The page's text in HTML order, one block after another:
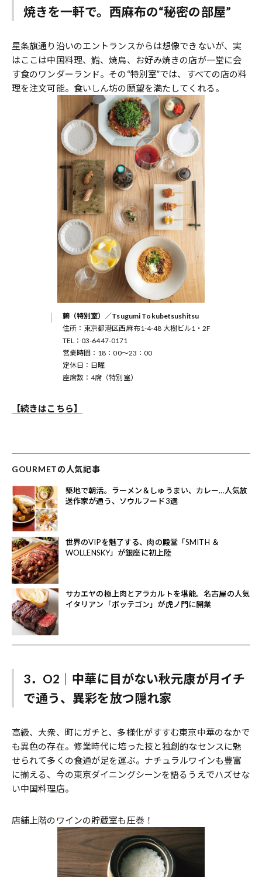
焼きを一軒で。西麻布の“秘密の部屋”
星条旗通り沿いのエントランスからは想像できないが、実
はここは中国料理、鮨、焼鳥、お好み焼きの店が一堂に会
す食のワンダーランド。その“特別室”では、すべての店の料
理を注文可能。食いしん坊の願望を満たしてくれる。
鶫（特別室）／Tsugumi Tokubetsushitsu
住所：東京都港区西麻布1-4-48 大樹ビル1・2F
TEL：03-6447-0171
営業時間：18：00～23：00
定休日：日曜
座席数：4席（特別室）
【続きはこちら】
GOURMETの人気記事
築地で朝活。ラーメン＆しゅうまい、カレー…人気放
送作家が通う、ソウルフード3選
世界のVIPを魅了する、肉の殿堂「SMITH ＆
WOLLENSKY」が銀座に初上陸
サカエヤの極上肉とアラカルトを堪能。名古屋の人気
イタリアン「ボッテゴン」が虎ノ門に開業
3．O2｜中華に目がない秋元康が月イチ
で通う、異彩を放つ隠れ家
高級、大衆、町にガチと、多様化がすすむ東京中華のなかで
も異色の存在。修業時代に培った技と独創的なセンスに魅
せられて多くの食通が足を運ぶ。ナチュラルワインも豊富
に揃える、今の東京ダイニングシーンを語るうえでハズせな
い中国料理店。
店舗上階のワインの貯蔵室も圧巻！